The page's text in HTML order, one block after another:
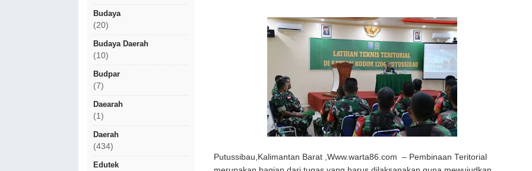
Budaya
(20)
Budaya Daerah
(10)
Budpar
(7)
Daearah
(1)
Daerah
(434)
Edutek
Putussibau,Kalimantan Barat ,Www.warta86.com – Pembinaan Teritorial